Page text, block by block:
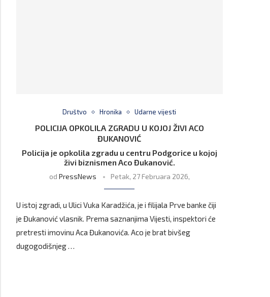
Društvo Hronika Udarne vijesti
POLICIJA OPKOLILA ZGRADU U KOJOJ ŽIVI ACO
ĐUKANOVIĆ
Policija je opkolila zgradu u centru Podgorice u kojoj
živi biznismen Aco Đukanović.
od PressNews Petak, 27 Februara 2026,
U istoj zgradi, u Ulici Vuka Karadžića, je i filijala Prve banke čiji
je Đukanović vlasnik. Prema saznanjima Vijesti, inspektori će
pretresti imovinu Aca Đukanovića. Aco je brat bivšeg
dugogodišnjeg …